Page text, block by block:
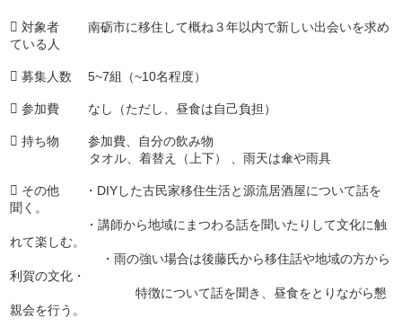
 対象者 南砺市に移住して概ね３年以内で新しい出会いを求め
ている人
 募集人数 5~7組（~10名程度）
 参加費 なし（ただし、昼食は自己負担）
 持ち物 参加費、自分の飲み物
タオル、着替え（上下） 、雨天は傘や雨具
 その他 ・DIYした古民家移住生活と源流居酒屋について話を
聞く。
・講師から地域にまつわる話を聞いたりして文化に触
れて楽しむ。
・雨の強い場合は後藤氏から移住話や地域の方から
利賀の文化・
特徴について話を聞き、昼食をとりながら懇
親会を行う。